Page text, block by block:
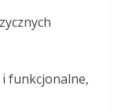
funkcjonalne,